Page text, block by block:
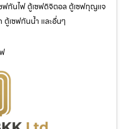
ฟกันไฟ ตู้เซฟดิจิตอล ตู้เซฟกุญแจ
ตู้เซฟกันน้ำ และอื่นๆ